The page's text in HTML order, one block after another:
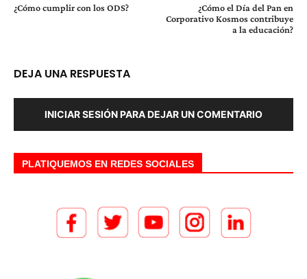
¿Cómo cumplir con los ODS?
¿Cómo el Día del Pan en
Corporativo Kosmos contribuye
a la educación?
DEJA UNA RESPUESTA
INICIAR SESIÓN PARA DEJAR UN COMENTARIO
PLATIQUEMOS EN REDES SOCIALES